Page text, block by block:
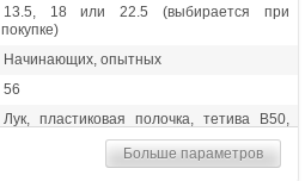
13.5, 18 или 22.5 (выбирается при
покупке)
Начинающих, опытных
56
Лук, пластиковая полочка, тетива В50,
шестигранники, чехол для лука, перчатка,
колчан для стрел, 6 фибергласовых
Больше параметров